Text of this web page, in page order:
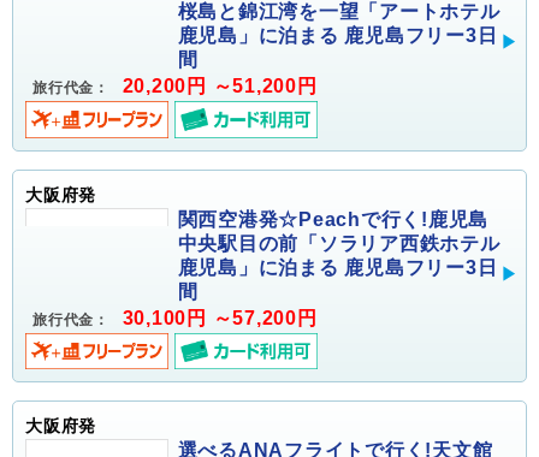
桜島と錦江湾を一望「アートホテル
鹿児島」に泊まる 鹿児島フリー3日
間
旅行代金： 20,200円 ～51,200円
大阪府発
関西空港発☆Peachで行く!鹿児島
中央駅目の前「ソラリア西鉄ホテル
鹿児島」に泊まる 鹿児島フリー3日
間
旅行代金： 30,100円 ～57,200円
大阪府発
選べるANAフライトで行く!天文館